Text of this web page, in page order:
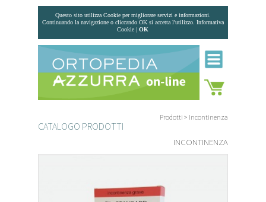
Questo sito utilizza Cookie per migliorare servizi e informazioni.
Continuando la navigazione o cliccando OK si accetta l'utilizzo. Informativa
Cookie |OK
Prodotti > Incontinenza
CATALOGO PRODOTTI
INCONTINENZA